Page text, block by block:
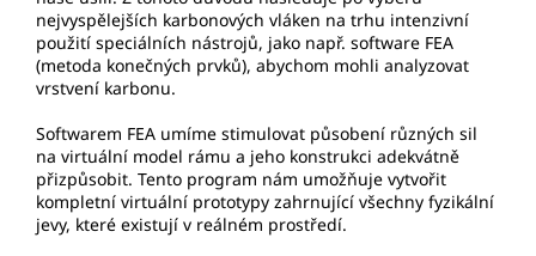
nejvyspělejších karbonových vláken na trhu intenzivní
použití speciálních nástrojů, jako např. software FEA
(metoda konečných prvků), abychom mohli analyzovat
vrstvení karbonu.
Softwarem FEA umíme stimulovat působení různých sil
na virtuální model rámu a jeho konstrukci adekvátně
přizpůsobit. Tento program nám umožňuje vytvořit
kompletní virtuální prototypy zahrnující všechny fyzikální
jevy, které existují v reálném prostředí.